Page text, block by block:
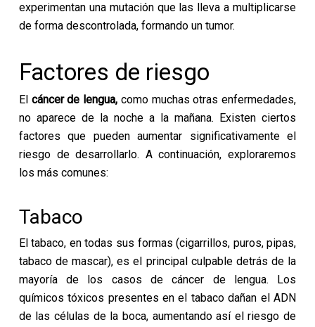
experimentan una mutación que las lleva a multiplicarse
de forma descontrolada, formando un tumor.
Factores de riesgo
El cáncer de lengua, como muchas otras enfermedades,
no aparece de la noche a la mañana. Existen ciertos
factores que pueden aumentar significativamente el
riesgo de desarrollarlo. A continuación, exploraremos
los más comunes:
Tabaco
El tabaco, en todas sus formas (cigarrillos, puros, pipas,
tabaco de mascar), es el principal culpable detrás de la
mayoría de los casos de cáncer de lengua. Los
químicos tóxicos presentes en el tabaco dañan el ADN
de las células de la boca, aumentando así el riesgo de